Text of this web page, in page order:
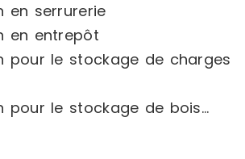
en serrurerie
en entrepôt
pour le stockage de charges
pour le stockage de bois…